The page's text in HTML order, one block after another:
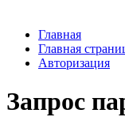
Главная
Главная
Авторизация
Запрос